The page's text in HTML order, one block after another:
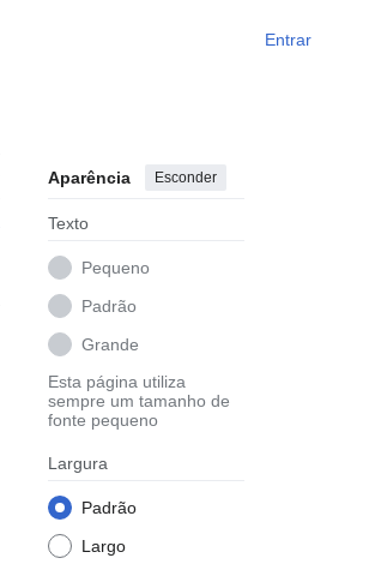
Entrar
Aparência Esconder
Texto
Pequeno
Padrão
Grande
Esta página utiliza
sempre um tamanho de
fonte pequeno
Largura
Padrão
Largo